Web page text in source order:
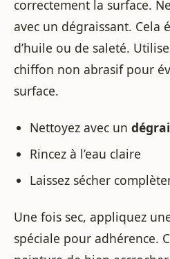
correctement la surface.
avec un dégraissant. Cela
d’huile ou de saleté.
chiffon non abrasif pour
surface.
Nettoyez avec un
Rincez à l’eau claire
Laissez sécher
Une fois sec, appliquez
spéciale pour adhérence.